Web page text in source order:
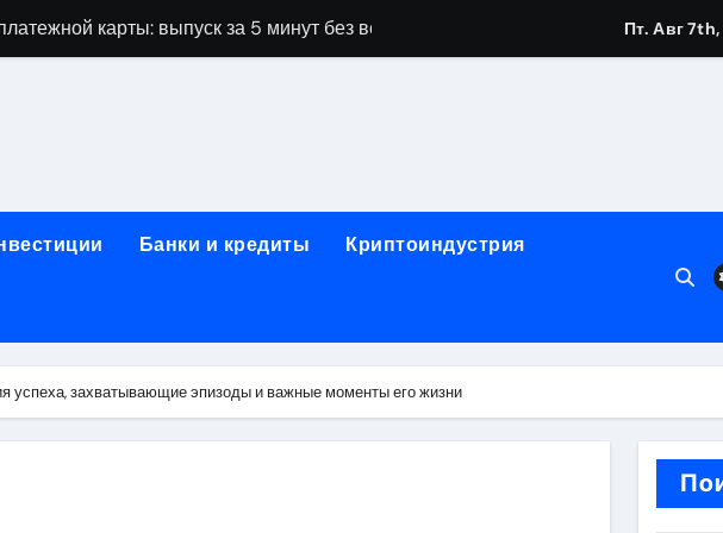
карты: выпуск за 5 минут без верификации и без банков, пополнение в
важные нюансы при оформлении полиса
требования
лент RGB, CCT и диммеры: технические характеристики и требования для
виды, оборудование и требования безопасности
карту без визита в офис
Пт. Авг
Банки и кредиты Криптоиндустрия
успеха, захватывающие эпизоды и важные моменты его жизни